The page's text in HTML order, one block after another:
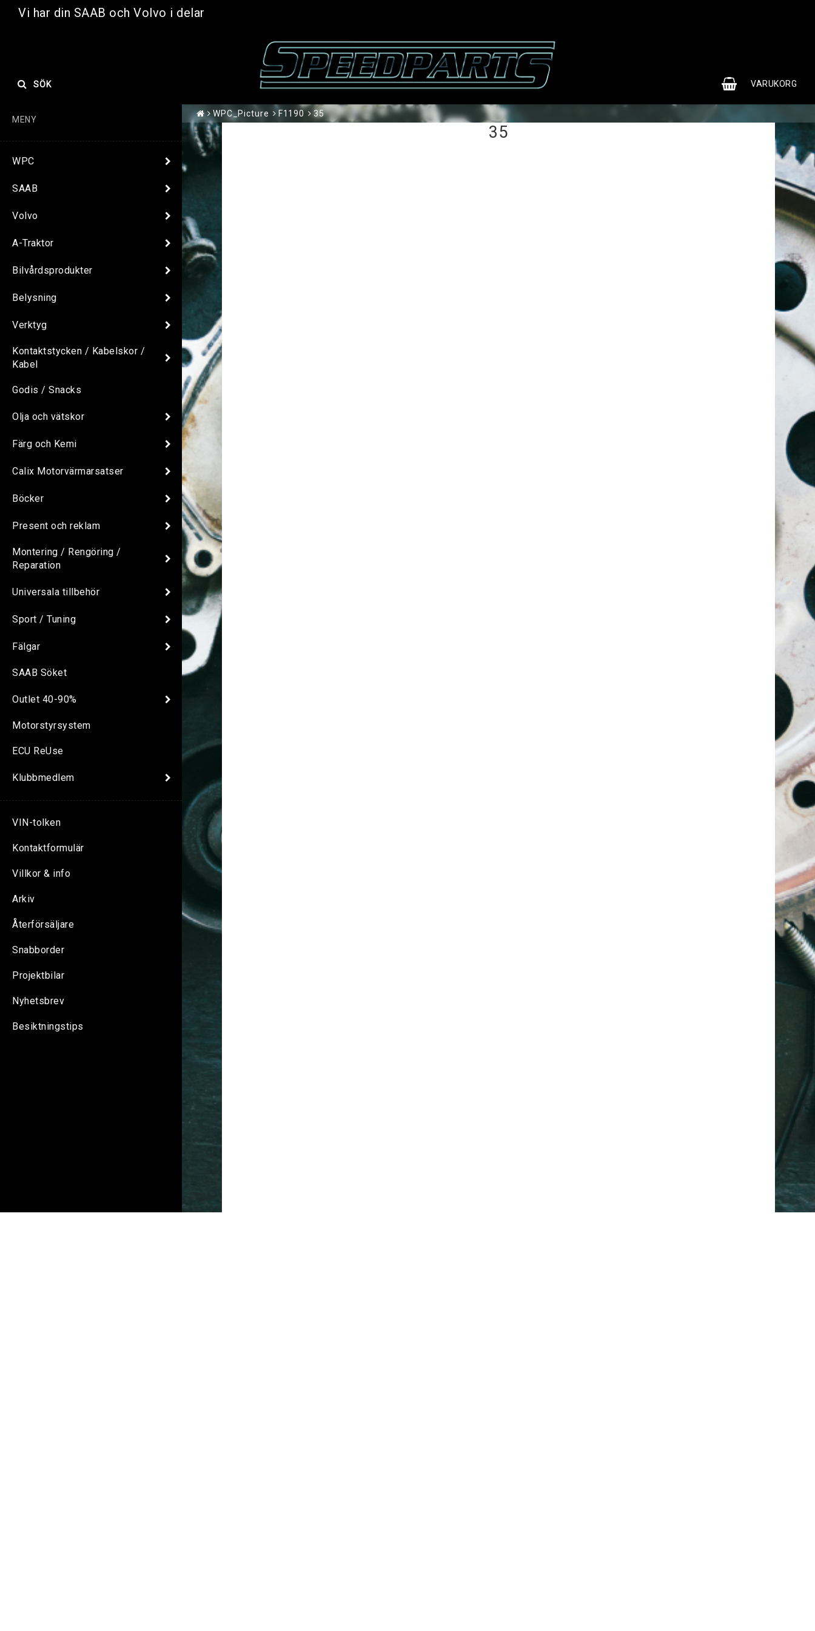
Vi har din SAAB och Volvo i delar
VARUKORG
SÖK
MENY
WPC
SAAB
Volvo
A-Traktor
Bilvårdsprodukter
Belysning
Verktyg
Kontaktstycken / Kabelskor /
Kabel
Godis / Snacks
Olja och vätskor
Färg och Kemi
Calix Motorvärmarsatser
Böcker
Present och reklam
Montering / Rengöring /
Reparation
Universala tillbehör
Sport / Tuning
Fälgar
SAAB Söket
Outlet 40-90%
Motorstyrsystem
ECU ReUse
Klubbmedlem
VIN-tolken
Kontaktformulär
Villkor & info
Arkiv
Återförsäljare
Snabborder
Projektbilar
Nyhetsbrev
Besiktningstips
WPC_Picture F1190 35
35